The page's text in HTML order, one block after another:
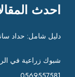
احدث
دليل شامل: حداد
شبوك زراعية في